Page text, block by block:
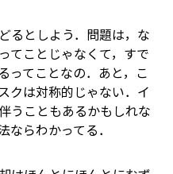
るとしよう．問題は，な
てことじゃなくて，すで
ってことなの．あと，こ
クは対称的じゃない．イ
うこともあるかもしれな
らわかってる．